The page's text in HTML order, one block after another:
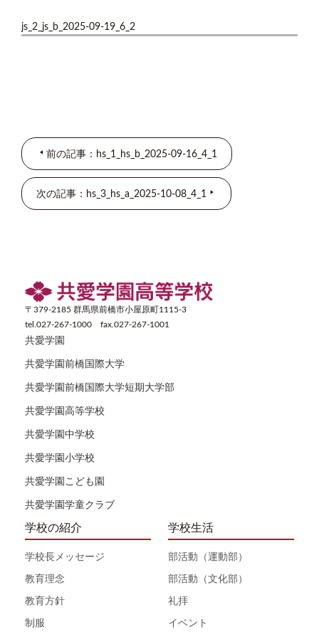
js_2_js_b_2025-09-19_6_2
前の記事：hs_1_hs_b_2025-09-16_4_1
次の記事：hs_3_hs_a_2025-10-08_4_1
〒379-2185 群馬県前橋市小屋原町1115-3
tel.027-267-1000 fax.027-267-1001
共愛学園
共愛学園前橋国際大学
共愛学園前橋国際大学短期大学部
共愛学園高等学校
共愛学園中学校
共愛学園小学校
共愛学園こども園
共愛学園学童クラブ
学校の紹介
学校長メッセージ
教育理念
教育方針
制服
学校生活
部活動（運動部）
部活動（文化部）
礼拝
イベント